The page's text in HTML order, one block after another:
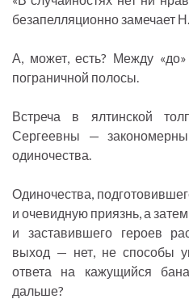
безапелляционно замечает
А, может, есть? Между
пограничной полосы.
Встреча в ялтинской
Сергеевны —
одиночества.
Одиночества,
и очевидную приязнь, а
и заставившего героев
выход — нет, не способы
ответа на кажущийся
дальше?